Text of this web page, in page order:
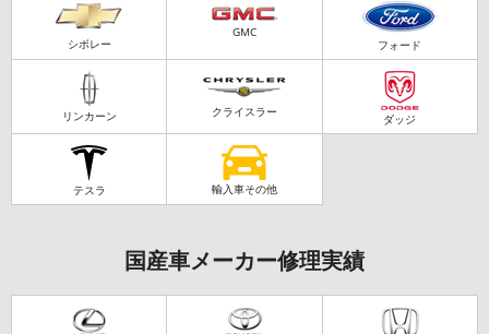
シボレー
GMC
フォード
リンカーン クライスラー ダッジ
テスラ 輸入車その他
国産車メーカー修理実績